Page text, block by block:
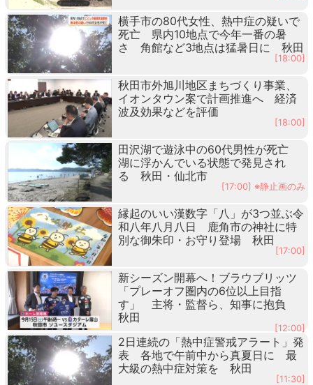
横手市の80代女性、熱中症の疑いで
死亡 県内10地点で今年一番の暑
さ 角館など3地点は猛暑日に 秋田
[18:00]
秋田市外旭川地区まちづくり事業、
イオンタウン案で計画推進へ 経済
波及効果などを評価
[18:00]
田沢湖で遊泳中の60代男性が死亡
湖に浮かんでいる状態で発見され
る 秋田・仙北市
[17:00] ※静止画のみ
縁起のいい漢数字「八」が3つ並ぶ令
和八年八月八日 鹿角市の神社に特
別な御朱印・お守り登場 秋田
[17:00]
新シーズン開幕へ！ブラウブリッツ
「プレーオフ圏内の6位以上目指
す」 主将・監督ら、知事に抱負
秋田
[12:00]
2日連続の「熱中症警戒アラート」発
表 各地で午前中から真夏日に 最
大級の熱中症対策を 秋田
[11:30]